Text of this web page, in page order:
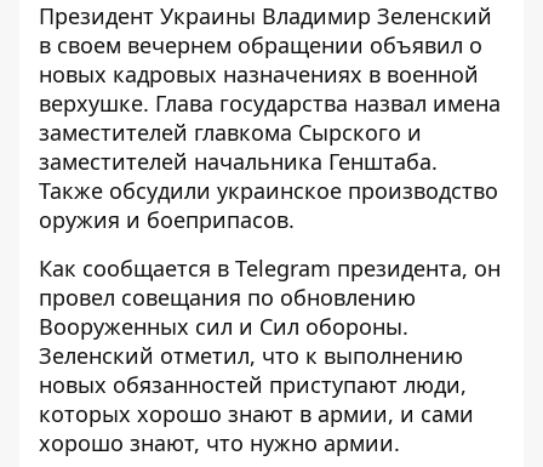
Президент Украины Владимир Зеленский
в своем вечернем обращении объявил о
новых кадровых назначениях в военной
верхушке. Глава государства назвал имена
заместителей главкома Сырского и
заместителей начальника Генштаба.
Также обсудили украинское производство
оружия и боеприпасов.
Как сообщается в Telegram президента, он
провел совещания по обновлению
Вооруженных сил и Сил обороны.
Зеленский отметил, что к выполнению
новых обязанностей приступают люди,
которых хорошо знают в армии, и сами
хорошо знают, что нужно армии.